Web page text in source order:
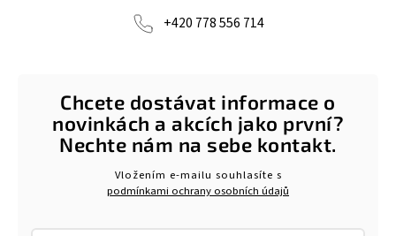
+420 778 556 714
Chcete dostávat informace o
novinkách a akcích jako první?
Nechte nám na sebe kontakt.
Vložením e-mailu souhlasíte s
podmínkami ochrany osobních údajů